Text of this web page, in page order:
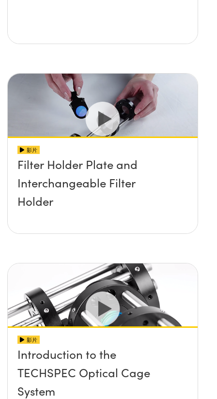
影片
Filter Holder Plate and
Interchangeable Filter
Holder
影片
Introduction to the
TECHSPEC Optical Cage
System